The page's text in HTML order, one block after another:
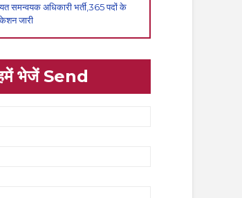
समन्वयक अधिकारी भर्ती,365 पदों के
जारी
भेजें Send